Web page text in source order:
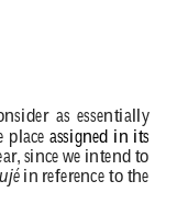
assigned in its
as essentially
place
, since we intend to
in reference to the